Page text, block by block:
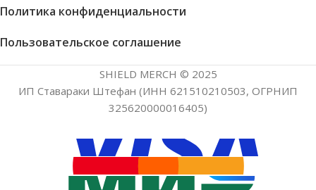
Политика конфиденциальности
Пользовательское соглашение
SHIELD MERCH © 2025
ИП Ставараки Штефан (ИНН 621510210503, ОГРНИП
325620000016405)